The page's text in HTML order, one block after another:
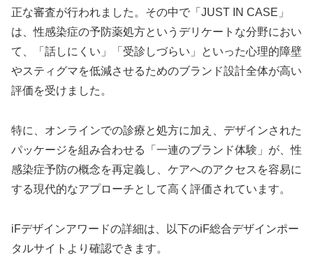
正な審査が行われました。その中で「JUST IN CASE」
は、性感染症の予防薬処方というデリケートな分野におい
て、「話しにくい」「受診しづらい」といった心理的障壁
やスティグマを低減させるためのブランド設計全体が高い
評価を受けました。
特に、オンラインでの診療と処方に加え、デザインされた
パッケージを組み合わせる「一連のブランド体験」が、性
感染症予防の概念を再定義し、ケアへのアクセスを容易に
する現代的なアプローチとして高く評価されています。
iFデザインアワードの詳細は、以下のiF総合デザインポー
タルサイトより確認できます。